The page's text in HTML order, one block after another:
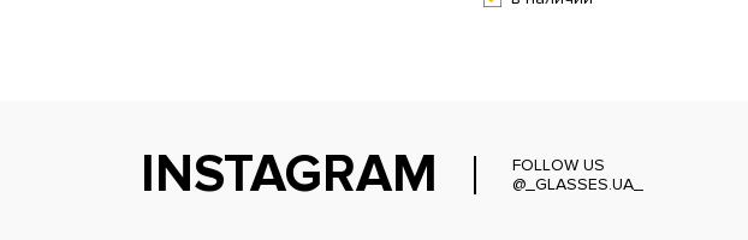
INSTAGRAM
FOLLOW US
@_GLASSES.UA_